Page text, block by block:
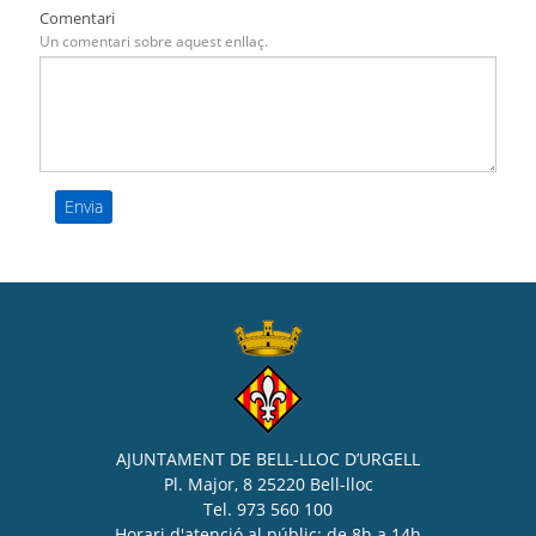
Comentari
Un comentari sobre aquest enllaç.
AJUNTAMENT DE BELL-LLOC D’URGELL
Pl. Major, 8 25220 Bell-lloc
Tel. 973 560 100